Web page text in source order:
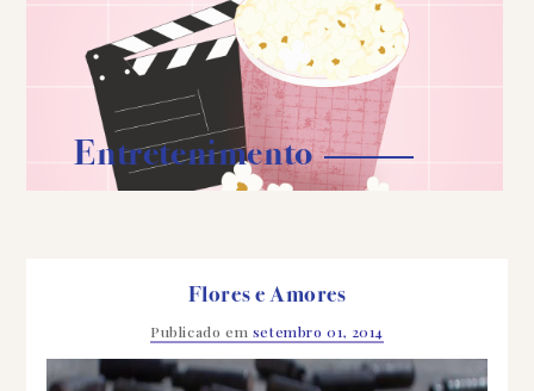
Entretenimento
Flores e Amores
Publicado em setembro 01, 2014